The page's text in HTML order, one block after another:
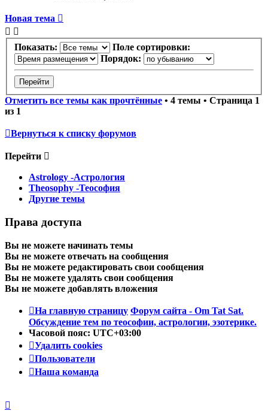
Новая тема
Показать:
Поле сортировки:
Порядок:
Отметить все темы как прочтённые • 4 темы • Страница 1
из 1
Вернуться к списку форумов
Перейти
Astrology -Астрология
Theosophy -Теософия
Другие темы
Права доступа
Вы не можете начинать темы
Вы не можете отвечать на сообщения
Вы не можете редактировать свои сообщения
Вы не можете удалять свои сообщения
Вы не можете добавлять вложения
На главную страницу Форум сайта - Om Tat Sat.
Обсуждение тем по теософии, астрологии, эзотерике.
Часовой пояс: UTC+03:00
Удалить cookies
Пользователи
Наша команда